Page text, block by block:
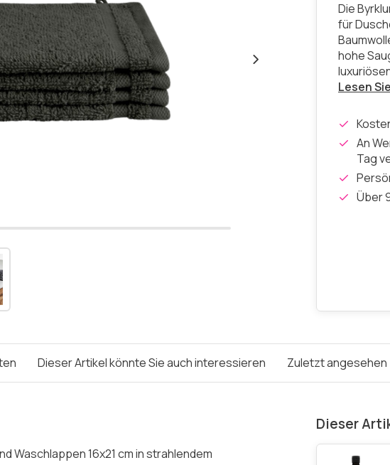
Die
für
hohe
Lesen
An
Tag
Über
Dieser Artikel könnte Sie auch interessieren Zuletzt angesehen
Waschlappen 16x21 cm in strahlendem
Dieser